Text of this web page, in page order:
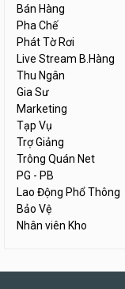
Bán Hàng
Pha Chế
Phát Tờ Rơi
Live Stream B.Hàng
Thu Ngân
Gia Sư
Marketing
Tạp Vụ
Trợ Giảng
Trông Quán Net
PG - PB
Lao Động Phổ Thông
Bảo Vệ
Nhân viên Kho